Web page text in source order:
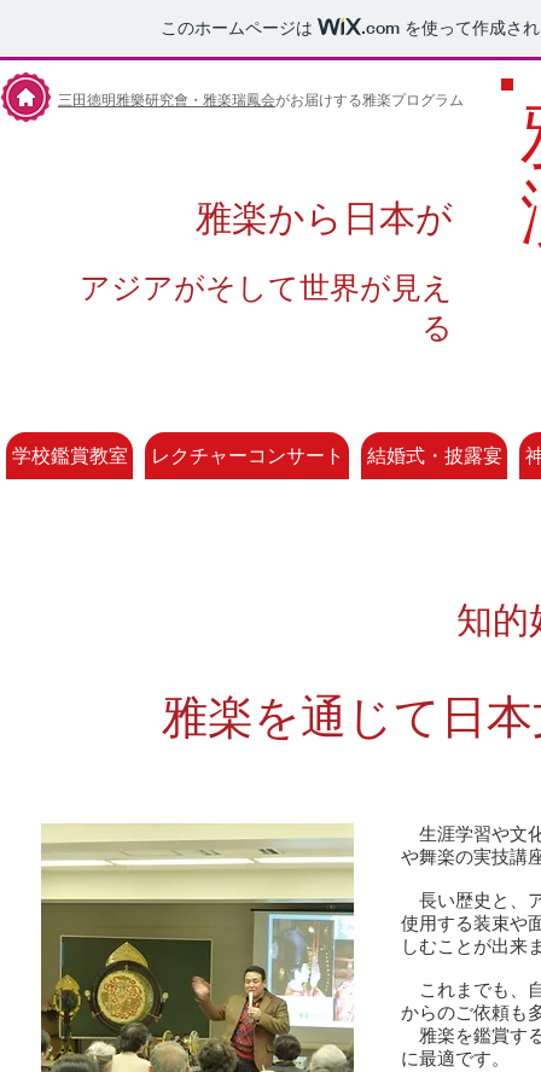
このホームページは .com を使って作成さ
三田徳明雅樂研究會・雅楽瑞鳳会がお届けする雅楽プログラム
雅楽から日本が
アジアがそして世界が見え
る
学校鑑賞教室 レクチャーコンサート 結婚式・披露宴
知的
雅楽を通じて日
生涯学習や文
や舞楽の実技講
長い歴史と、
使用する装束や
しむことが出来
これまでも、
からのご依頼も
雅楽を鑑賞す
に最適です。